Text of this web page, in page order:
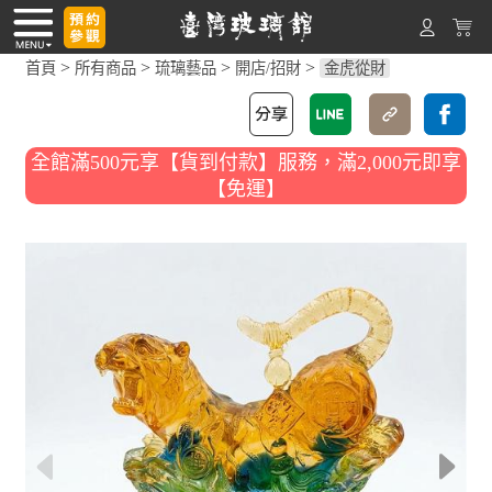
首頁 > 所有商品 >琉璃藝品 > 開店/招財 > 金虎從財
全館滿500元享【貨到付款】服務，滿2,000元即享
【免運】